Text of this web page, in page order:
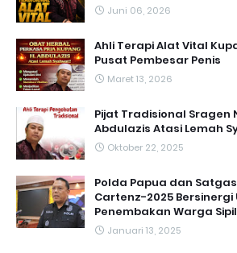
Juni 06, 2026
Ahli Terapi Alat Vital
Pusat Pembesar Penis
Maret 13, 2026
Pijat Tradisional Sragen
Abdulazis Atasi Lemah
Oktober 22, 2025
Polda Papua dan
Cartenz-2025 Bersinergi
Penembakan Warga
Januari 13, 2025